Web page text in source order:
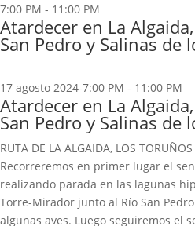
7:00 PM - 11:00 PM
Atardecer en La
San Pedro y Salinas de
17 agosto 2024-7:00 PM - 11:00 PM
Atardecer en La
San Pedro y Salinas de
RUTA DE LA ALGAIDA, LOS
Recorreremos en primer lugar el
realizando parada en las lagunas
Torre-Mirador junto al Río San
algunas aves. Luego seguiremos el